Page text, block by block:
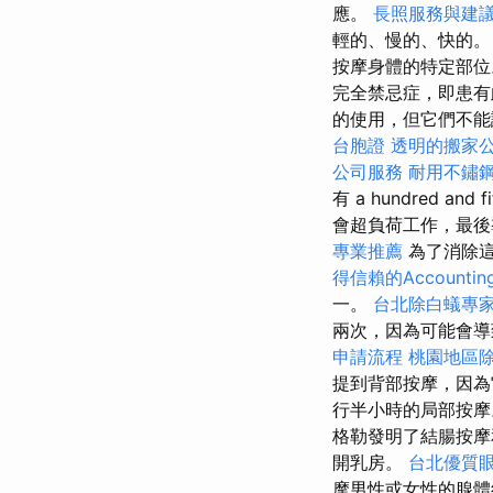
應。 長照服務與建
輕的、慢的、快的
按摩身體的特定部
完全禁忌症，即患
的使用，但它們不
台胞證 透明的搬家
公司服務 耐用不鏽
有 a hundred and
會超負荷工作，最
專業推薦 為了消除
得信賴的
一。 台北除白蟻專
兩次，因為可能會
申請流程 桃園地區
提到背部按摩，因
行半小時的局部按
格勒發明了結腸按
開乳房。 台北優質
摩男性或女性的腺